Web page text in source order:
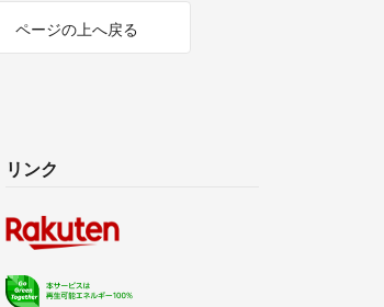
ページの上へ戻る
リンク